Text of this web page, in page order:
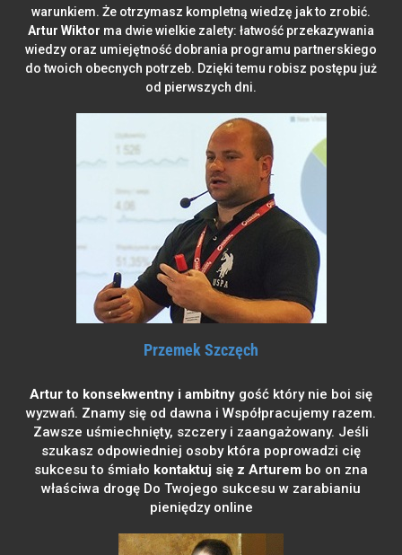
warunkiem. Że otrzymasz kompletną wiedzę jak to zrobić.
Artur Wiktor ma dwie wielkie zalety: łatwość przekazywania
wiedzy oraz umiejętność dobrania programu partnerskiego
do twoich obecnych potrzeb. Dzięki temu robisz postępu już
od pierwszych dni.
Przemek Szczęch
Artur to konsekwentny i ambitny gość który nie boi się
wyzwań. Znamy się od dawna i Współpracujemy razem.
Zawsze uśmiechnięty, szczery i zaangażowany. Jeśli
szukasz odpowiedniej osoby która poprowadzi cię
sukcesu to śmiało kontaktuj się z Arturem bo on zna
właściwa drogę Do Twojego sukcesu w zarabianiu
pieniędzy online